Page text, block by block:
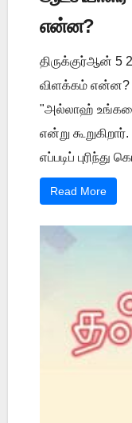
என்ன?
திருக்குர்ஆன்
விளக்கம் என்ன?
"அல்லாஹ்
என்று
எப்படிப் புரிந்து
Read More